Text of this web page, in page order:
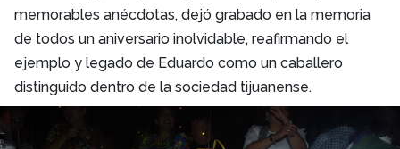
memorables anécdotas, dejó grabado en la memoria
de todos un aniversario inolvidable, reafirmando el
ejemplo y legado de Eduardo como un caballero
distinguido dentro de la sociedad tijuanense.